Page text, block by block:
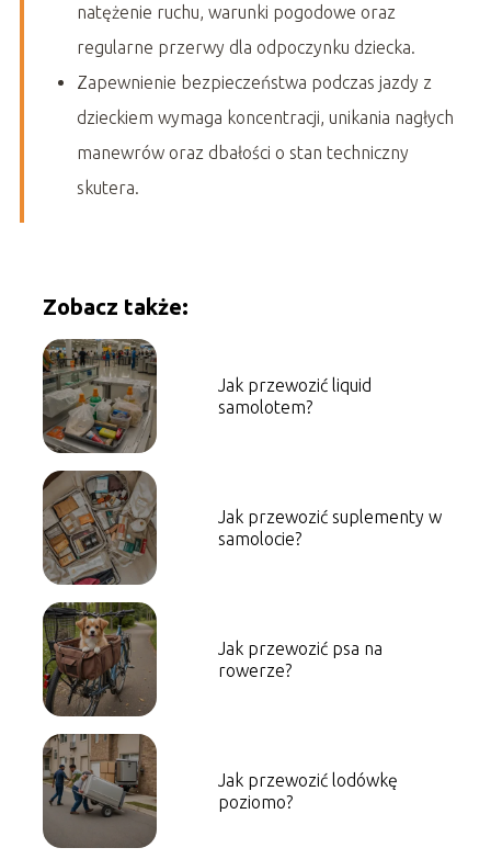
natężenie ruchu, warunki pogodowe oraz
regularne przerwy dla odpoczynku dziecka.
Zapewnienie bezpieczeństwa podczas jazdy z
dzieckiem wymaga koncentracji, unikania nagłych
manewrów oraz dbałości o stan techniczny
skutera.
Zobacz także:
Jak przewozić liquid
samolotem?
Jak przewozić suplementy w
samolocie?
Jak przewozić psa na
rowerze?
Jak przewozić lodówkę
poziomo?